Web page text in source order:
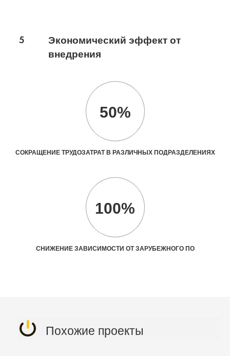
5
Экономический эффект от
внедрения
50%
СОКРАЩЕНИЕ ТРУДОЗАТРАТ В РАЗЛИЧНЫХ ПОДРАЗДЕЛЕНИЯХ
100%
СНИЖЕНИЕ ЗАВИСИМОСТИ ОТ ЗАРУБЕЖНОГО ПО
Похожие проекты